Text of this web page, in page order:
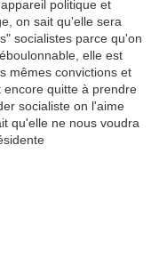
politique et
on sait qu'elle sera
socialistes parce qu'on
elle est
mêmes convictions et
quitte à prendre
socialiste on l'aime
qu'elle ne nous voudra